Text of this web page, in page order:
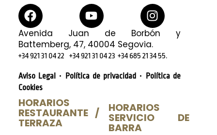
Avenida Juan de Borbón y
Battemberg, 47, 40004 Segovia.
+34 921 31 04 22 +34 921 31 04 23 +34 685 21 34 55.
Aviso Legal · Política de privacidad ·
Política de
Cookies
HORARIOS
RESTAURANTE /
TERRAZA
HORARIOS
SERVICIO DE
BARRA